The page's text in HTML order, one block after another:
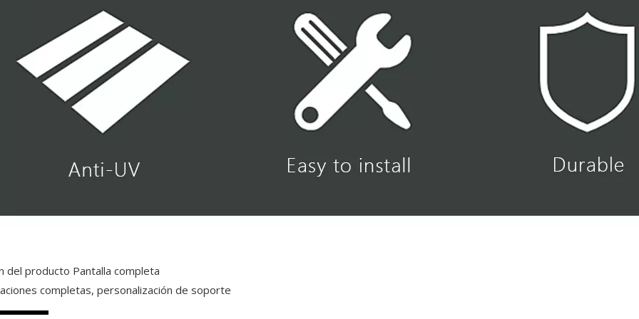
del producto Pantalla completa
completas, personalización de soporte